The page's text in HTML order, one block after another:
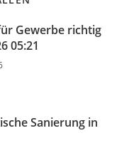
Gewerbe richtig
05:21
Sanierung in